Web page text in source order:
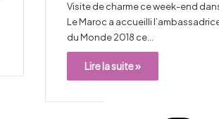
Visite de charme ce week-end
Le Maroc a accueilli
du Monde 2018 ce…
Lire la suite »